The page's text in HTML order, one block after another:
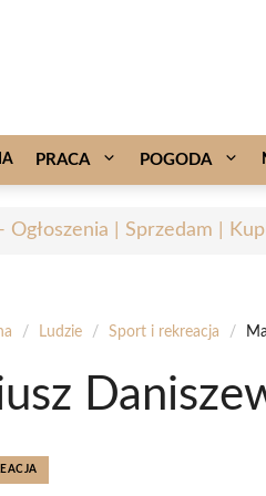
PRACA POGODA
- Ogłoszenia | Sprzedam |
/ Ludzie / Sport i rekreacja /